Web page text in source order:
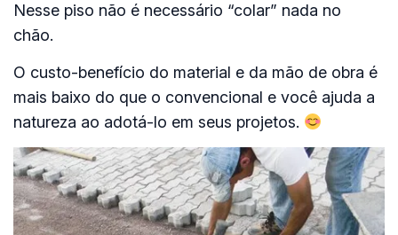
Nesse piso não é necessário “colar” nada no
chão.
O custo-benefício do material e da mão de obra é
mais baixo do que o convencional e você ajuda a
natureza ao adotá-lo em seus projetos.